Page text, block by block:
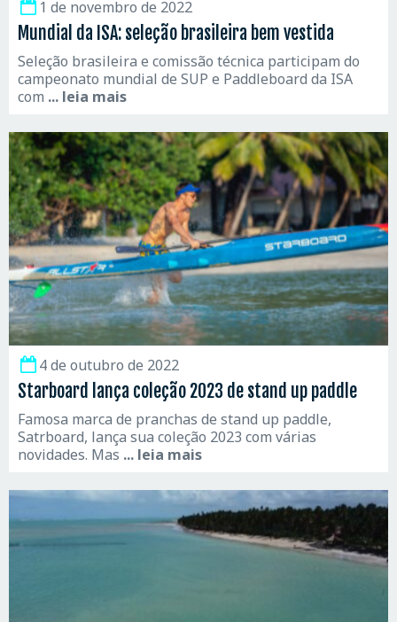
1 de novembro de 2022
Mundial da ISA: seleção brasileira bem vestida
Seleção brasileira e comissão técnica participam do
campeonato mundial de SUP e Paddleboard da ISA
com ... leia mais
4 de outubro de 2022
Starboard lança coleção 2023 de stand up paddle
Famosa marca de pranchas de stand up paddle,
Satrboard, lança sua coleção 2023 com várias
novidades. Mas ... leia mais